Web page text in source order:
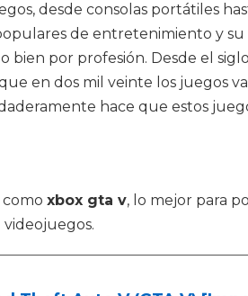
desde consolas portátiles
de entretenimiento y
bien por profesión. Desde el
en dos mil veinte los juegos
hace que estos
xbox gta v, lo mejor para